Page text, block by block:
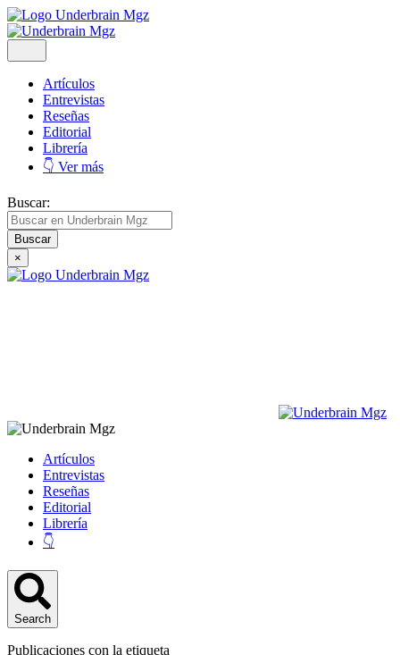
Artículos
Entrevistas
Reseñas
Editorial
Librería
👇 Ver más
Buscar:
×
Artículos
Entrevistas
Reseñas
Editorial
Librería
👇
Search
Publicaciones con la etiqueta